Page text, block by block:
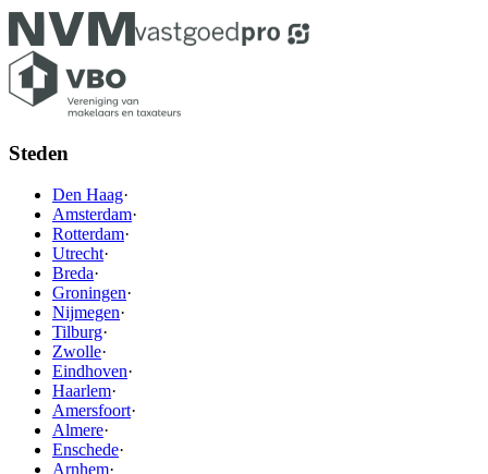
Steden
Den Haag·
Amsterdam·
Rotterdam·
Utrecht·
Breda·
Groningen·
Nijmegen·
Tilburg·
Zwolle·
Eindhoven·
Haarlem·
Amersfoort·
Almere·
Enschede·
Arnhem·